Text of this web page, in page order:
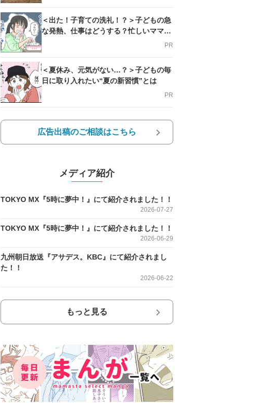
＜出た！子育ての洗礼！？＞子どもの急
な発熱、仕事はどうする？忙しいママを
PR
＜夏休み、元気がない…？＞子どもの毎
日に取り入れたい“夏の新習慣”とは
PR
広告出稿のご相談はこちら
メディア紹介
TOKYO MX『5時に夢中！』にて紹介されました！！
2026-07-27
TOKYO MX『5時に夢中！』にて紹介されました！！
2026-06-29
九州朝日放送『アサデス。KBC』にて紹介されまし
た！！
2026-06-22
もっと見る